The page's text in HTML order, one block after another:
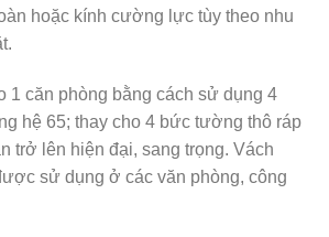
hoặc kính cường lực tùy theo nhu
1 căn phòng bằng cách sử dụng 4
hệ 65; thay cho 4 bức tường thô ráp
trở lên hiện đại, sang trọng. Vách
sử dụng ở các văn phòng, công